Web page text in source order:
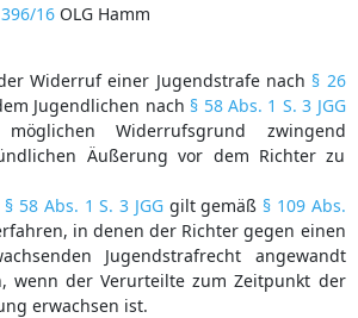
16OLG Hamm
Widerruf einer Jugendstrafe nach § 26
Jugendlichen nach § 58 Abs. 1 S. 3 JGG
Widerrufsgrund zwingend
Äußerung vor dem Richter zu
§ 58 Abs. 1 S. 3 JGGgilt gemäß § 109 Abs.
in denen der Richter gegen einen
Jugendstrafrecht angewandt
wenn der Verurteilte zum Zeitpunkt der
erwachsen ist.